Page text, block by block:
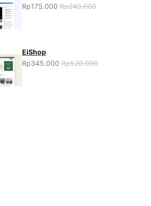
Rp175.000 Rp240.000
EiShop
Rp345.000 Rp520.000